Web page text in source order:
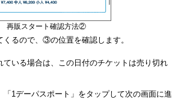
再販スタート確認方法②
るので、③の位置を確認します。
ている場合は、この日付のチケットは売り切れ
「1デーパスポート」をタップして次の画面に進